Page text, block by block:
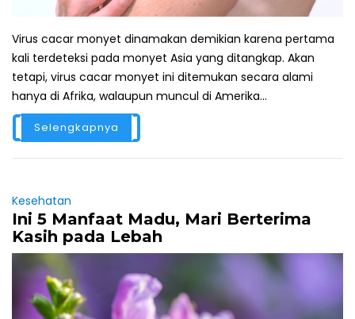
Virus cacar monyet dinamakan demikian karena pertama
kali terdeteksi pada monyet Asia yang ditangkap. Akan
tetapi, virus cacar monyet ini ditemukan secara alami
hanya di Afrika, walaupun muncul di Amerika...
Selengkapnya
Kesehatan
Ini 5 Manfaat Madu, Mari Berterima
Kasih pada Lebah